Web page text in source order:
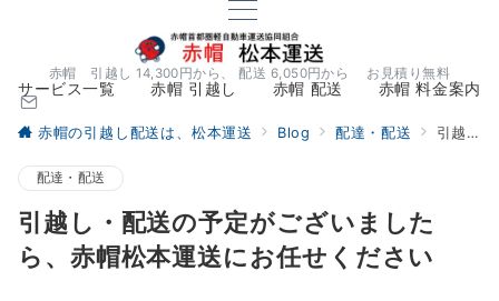
赤帽 引越し 14,300円から、 配送 6,050円から お見積り無料
サービス一覧 赤帽 引越し 赤帽 配送 赤帽 料金案内
赤帽の引越し配送は、松本運送 Blog 配達・配送 引越し・配送の予定がございましたら、赤帽松本運送にお任せください
配達・配送
引越し・配送の予定がございました
ら、赤帽松本運送にお任せください